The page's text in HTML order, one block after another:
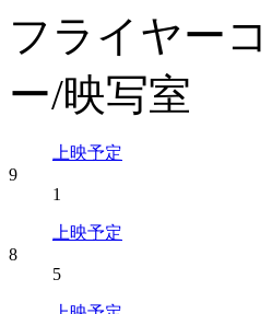
上映予定
9
1
上映予定
8
5